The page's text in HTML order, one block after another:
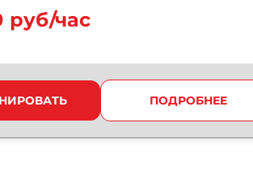
руб/час
ПОДРОБНЕЕ